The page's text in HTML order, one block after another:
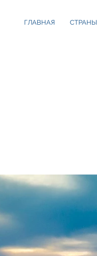
ГЛАВНАЯ СТРАНЫ